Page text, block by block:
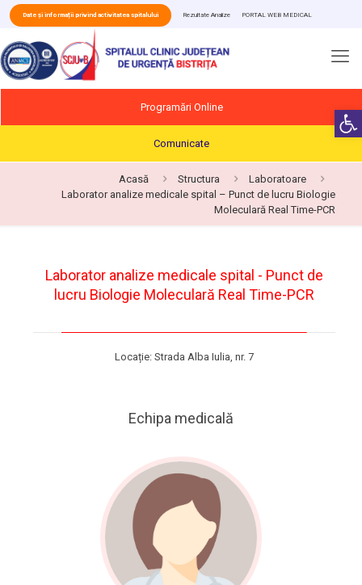
Date și informații privind activitatea spitalului Rezultate Analize PORTAL WEB MEDICAL
Programări Online
Comunicate
Acasă Structura
Laboratoare
Laborator analize medicale spital – Punct de lucru Biologie
Moleculară Real Time-PCR
Laborator analize medicale spital - Punct de
lucru Biologie Moleculară Real Time-PCR
Locație: Strada Alba Iulia, nr. 7
Echipa medicală